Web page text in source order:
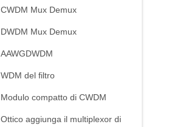
CWDM Mux Demux
DWDM Mux Demux
AAWGDWDM
WDM del filtro
Modulo compatto di CWDM
Ottico aggiunga il multiplexor di